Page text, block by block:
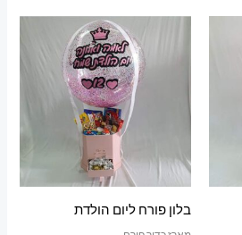
בלון פורח ליום הולדת